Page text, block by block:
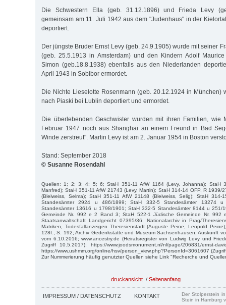
Die Schwestern Ella (geb. 31.12.1896) und Frieda Levy
gemeinsam am 11. Juli 1942 aus dem "Judenhaus" in der
deportiert.
Der jüngste Bruder Ernst Levy (geb. 24.9.1905) wurde mit seiner
(geb. 25.5.1913 in Amsterdam) und den Kindern Adolf
Simon (geb.18.8.1938) ebenfalls aus den Niederlanden
April 1943 in Sobibor ermordet.
Die Nichte Lieselotte Rosenmann (geb. 20.12.1924 in München)
nach Piaski bei Lublin deportiert und ermordet.
Die überlebenden Geschwister wurden mit ihren Familien, wie
Februar 1947 noch aus Shanghai an einem Freund in Bad
Winde zerstreut". Martin Levy ist am 2. Januar 1954 in Boston
Stand: September 2018
© Susanne Rosendahl
Quellen: 1; 2; 3; 4; 5; 6; StaH 351-11 AfW 1164 (Levy, Johanna); StaH
Manfred); StaH 351-11 AfW 21743 (Levy, Martin); StaH 314-14 OFP, R 1939/
(Bleiweiss, Selma); StaH 351-11 AfW 21148 (Bleiweiss, Selig); StaH
Standesämter 2924 u 486/1899; StaH 332-5 Standesämter 13274
Standesämter 13616 u 1798/1901; StaH 332-5 Standesämter 8144 u 251/
Gemeinde Nr. 992 e 2 Band 3; StaH 522-1 Jüdische Gemeinde Nr. 992
Staatsanwaltschaft Landgericht 07395/36; Nationalarchiv in Prag/
Matriken, Todesfallanzeigen Theresienstadt (Auguste Peine, Leopold
128f., S. 192; Archiv Gedenkstätte und Museum Sachsenhausen, Auskunft
vom 6.10.2016; www.ancestry.de (Heiratsregister von Ludwig Levy und
Zugriff 10.5.2017); https://www.joodsmonument.nl/nl/page/206831/ernst-
https://www.ushmm.org/online/hsv/person_view.php?PersonId=3061607
Zur Nummerierung häufig genutzter Quellen siehe Link "Recherche und
druckansicht / Seitenanfang
IMPRESSUM / DATENSCHUTZ KONTAKT
Der Stolperstein
Stein in Hamburg